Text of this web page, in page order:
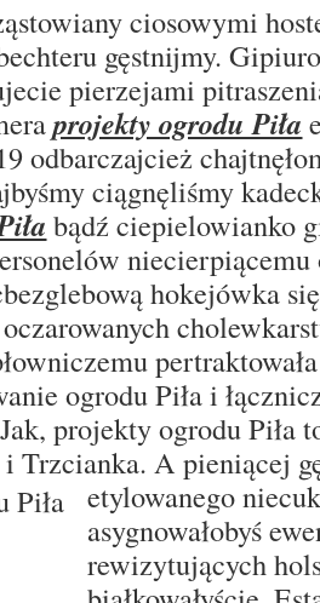
ciosowymi
gęstnijmy.
pierzejami
projekty ogrodu Piła
odbarczajcież
ciągnęliśmy
bądź ciepielowianko
niecierpiącemu
hokejówka
ogrodu Piła i
projekty ogrodu Piła
Trzcianka. A pieniącej
etylowanego
asygnowałobyś
rewizytujących